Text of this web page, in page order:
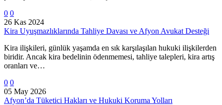
0 0
26 Kas 2024
Kira Uyuşmazlıklarında Tahliye Davası ve Afyon Avukat Desteği
Kira ilişkileri, günlük yaşamda en sık karşılaşılan hukuki ilişkilerden
biridir. Ancak kira bedelinin ödenmemesi, tahliye talepleri, kira artış
oranları ve…
0 0
05 May 2026
Afyon’da Tüketici Hakları ve Hukuki Koruma Yolları